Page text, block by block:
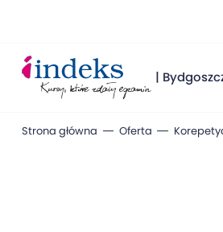
|
Strona główna Oferta